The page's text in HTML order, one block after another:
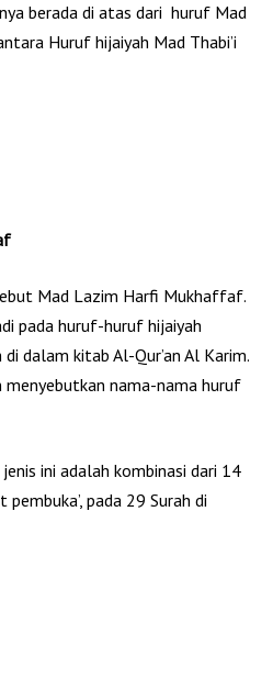
berada di atas dari huruf Mad
Huruf hijaiyah Mad Thabi’i
Mad Lazim Harfi Mukhaffaf.
pada huruf-huruf hijaiyah
dalam kitab Al-Qur’an Al Karim.
menyebutkan nama-nama huruf
ini adalah kombinasi dari 14
pembuka’, pada 29 Surah di